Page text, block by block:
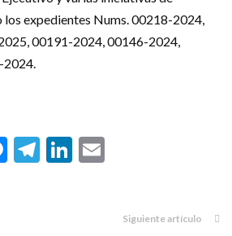
los expedientes Nums. 00218-2024,
00191-2024, 00146-2024,
2024.
Messenger
Telegram
LinkedIn
Siguiente artículo